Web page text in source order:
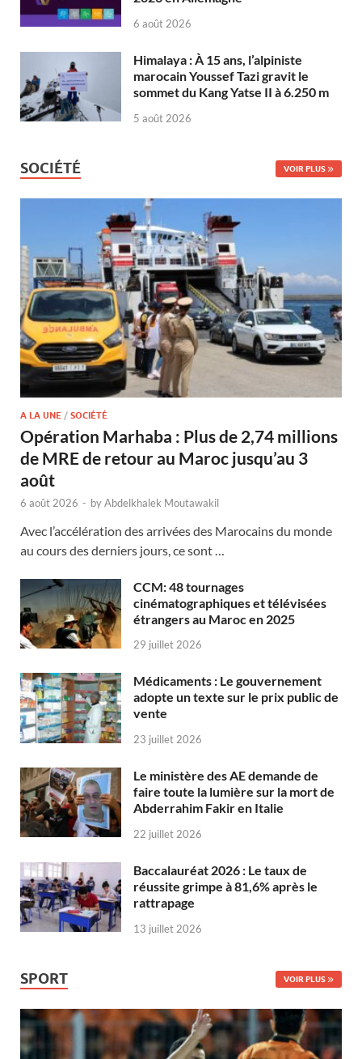
6 août 2026
Himalaya : À 15 ans, l’alpiniste
marocain Youssef Tazi gravit le
sommet du Kang Yatse II à 6.250 m
5 août 2026
SOCIÉTÉ VOIR PLUS
A LA UNE / SOCIÉTÉ
Opération Marhaba : Plus de 2,74 millions
de MRE de retour au Maroc jusqu’au 3
août
6 août 2026 - byAbdelkhalek Moutawakil
Avec l’accélération des arrivées des Marocains du monde
au cours des derniers jours, ce sont …
CCM: 48 tournages
cinématographiques et télévisées
étrangers au Maroc en 2025
29 juillet 2026
Médicaments : Le gouvernement
adopte un texte sur le prix public de
vente
23 juillet 2026
Le ministère des AE demande de
faire toute la lumière sur la mort de
Abderrahim Fakir en Italie
22 juillet 2026
Baccalauréat 2026 : Le taux de
réussite grimpe à 81,6% après le
rattrapage
13 juillet 2026
SPORT VOIR PLUS